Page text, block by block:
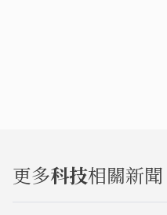
更多科技相關新聞